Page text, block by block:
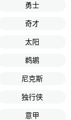
勇士
奇才
太阳
鹈鹕
尼克斯
独行侠
意甲